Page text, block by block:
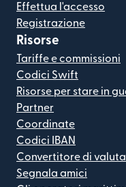
Effettua l'accesso
Registrazione
Risorse
Tariffe e commissioni
Codici Swift
Risorse per stare in
Partner
Coordinate
Codici IBAN
Convertitore di valuta
Segnala amici